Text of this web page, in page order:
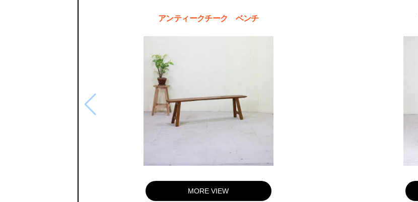
アンティークチーク ベンチ
MORE VIEW